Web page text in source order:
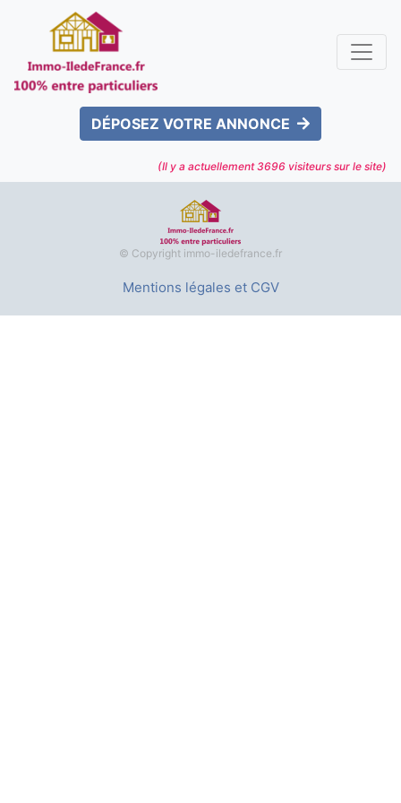
DÉPOSEZ VOTRE ANNONCE
(Il y a actuellement3696 visiteurs sur le site)
© Copyright immo-iledefrance.fr
Mentions légales et CGV